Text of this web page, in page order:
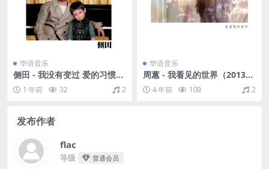
华语音乐
侧田 - 我没有变过 爱的习惯
（2010/FLAC/分轨/307M）
1 年前 32 2
华语音乐
周蕙 - 我看见的世界（2013/F
LAC/分轨/258M）
4 年前 109 2
发布作者
flac
等级 普通会员